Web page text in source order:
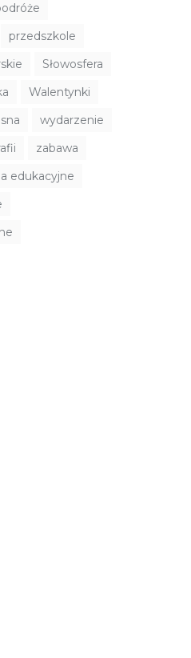
przedszkole
Słowosfera
Walentynki
wydarzenie
zabawa
edukacyjne